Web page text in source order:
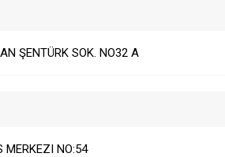
ŞENTÜRK SOK. NO32 A
MERKEZI NO:54